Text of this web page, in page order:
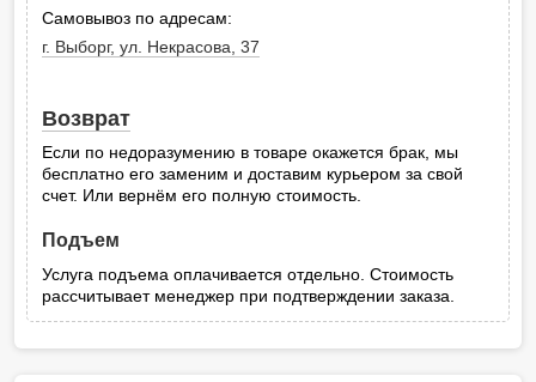
Самовывоз по адресам:
г. Выборг, ул. Некрасова, 37
Возврат
Если по недоразумению в товаре окажется брак, мы
бесплатно его заменим и доставим курьером за свой
счет. Или вернём его полную стоимость.
Подъем
Услуга подъема оплачивается отдельно. Стоимость
рассчитывает менеджер при подтверждении заказа.